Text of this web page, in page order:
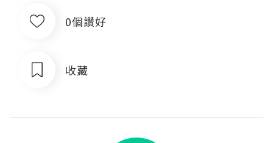
0個讚好
收藏